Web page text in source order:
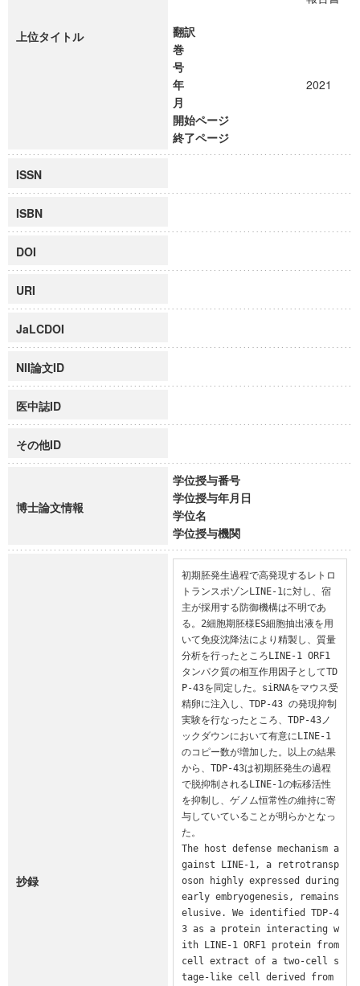
上位タイトル
翻訳
巻
号
年
2021
月
開始ページ
終了ページ
ISSN
ISBN
DOI
URI
JaLCDOI
NII論文ID
医中誌ID
その他ID
博士論文情報
学位授与番号
学位授与年月日
学位名
学位授与機関
抄録
初期胚発生過程で高発現するレトロ
トランスポゾンLINE-1に対し、宿
主が採用する防御機構は不明であ
る。2細胞期胚様ES細胞抽出液を用
いて免疫沈降法により精製し、質量
分析を行ったところLINE-1 ORF1
タンパク質の相互作用因子としてTD
P-43を同定した。siRNAをマウス受
精卵に注入し、TDP-43 の発現抑制
実験を行なったところ、TDP-43ノ
ックダウンにおいて有意にLINE-1
のコピー数が増加した。以上の結果
から、TDP-43は初期胚発生の過程
で脱抑制されるLINE-1の転移活性
を抑制し、ゲノム恒常性の維持に寄
与していていることが明らかとなっ
た。
The host defense mechanism a
gainst LINE-1, a retrotransp
oson highly expressed during
early embryogenesis, remains
elusive. We identified TDP-4
3 as a protein interacting w
ith LINE-1 ORF1 protein from
cell extract of a two-cell s
tage-like cell derived from